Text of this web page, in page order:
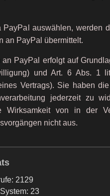
auswählen, werden
an PayPal übermittelt.
PayPal erfolgt auf
und Art. 6 Abs. 1
Vertrags). Sie haben
jederzeit zu
von in der
nicht aus.
2129
23